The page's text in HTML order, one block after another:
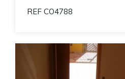
REF CO4788